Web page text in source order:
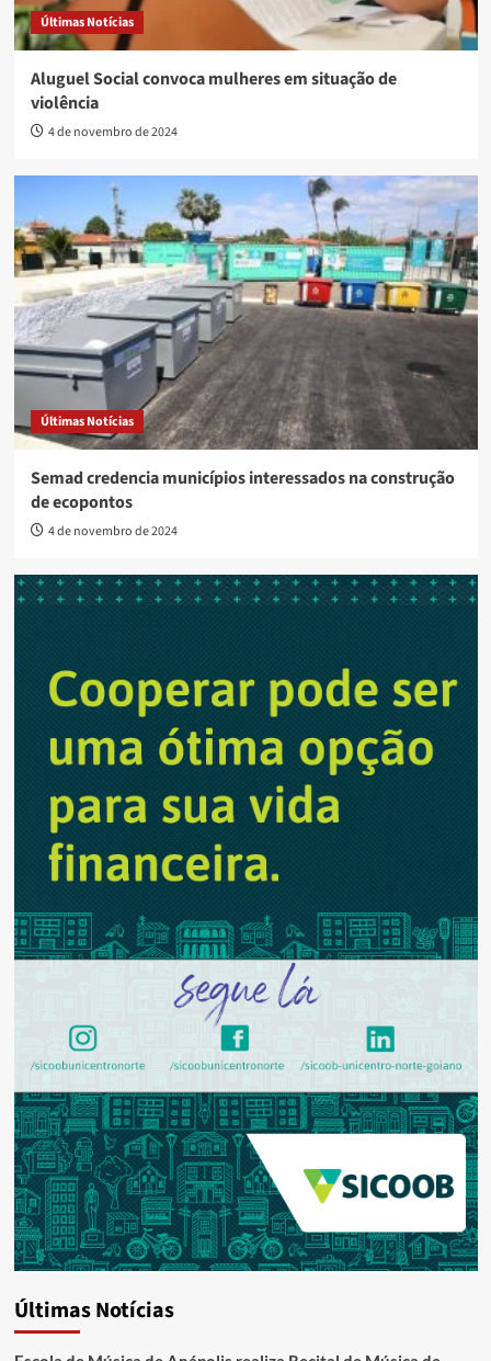
Últimas Notícias
Aluguel Social convoca mulheres em situação de
violência
4 de novembro de 2024
Últimas Notícias
Semad credencia municípios interessados na construção
de ecopontos
4 de novembro de 2024
Últimas Notícias